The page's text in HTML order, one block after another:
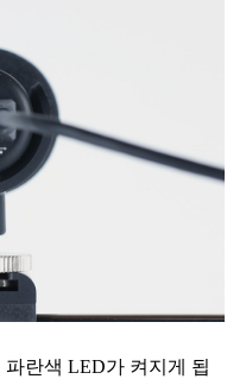
란색 LED가 켜지게 됩